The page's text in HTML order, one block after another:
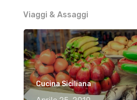
Viaggi & Assaggi
Cucina Siciliana